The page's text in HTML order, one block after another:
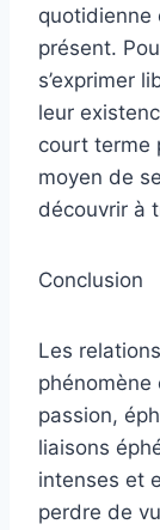
quotidienne
présent.
s’exprimer
leur
court terme
moyen de
découvrir à
Conclusion
Les
passion,
liaisons
intenses et
perdre de